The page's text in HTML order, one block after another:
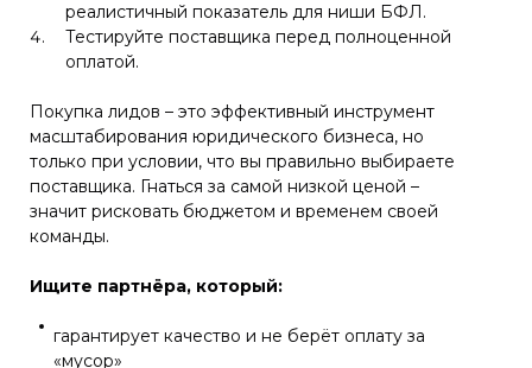
реалистичный показатель для ниши БФЛ.
Тестируйте поставщика перед полноценной
оплатой.
Покупка лидов – это эффективный инструмент
масштабирования юридического бизнеса, но
только при условии, что вы правильно выбираете
поставщика. Гнаться за самой низкой ценой –
значит рисковать бюджетом и временем своей
команды.
Ищите партнёра, который:
гарантирует качество и не берёт оплату за
«мусор»